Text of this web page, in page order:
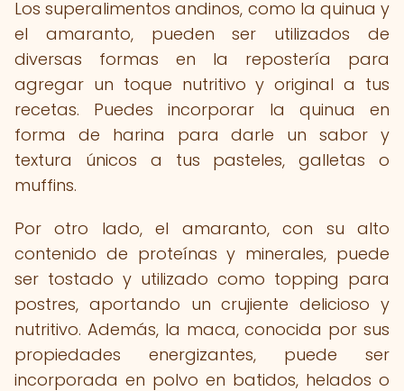
Los superalimentos andinos, como la quinua y
el amaranto, pueden ser utilizados de
diversas formas en la repostería para
agregar un toque nutritivo y original a tus
recetas. Puedes incorporar la quinua en
forma de harina para darle un sabor y
textura únicos a tus pasteles, galletas o
muffins.
Por otro lado, el amaranto, con su alto
contenido de proteínas y minerales, puede
ser tostado y utilizado como topping para
postres, aportando un crujiente delicioso y
nutritivo. Además, la maca, conocida por sus
propiedades energizantes, puede ser
incorporada en polvo en batidos, helados o